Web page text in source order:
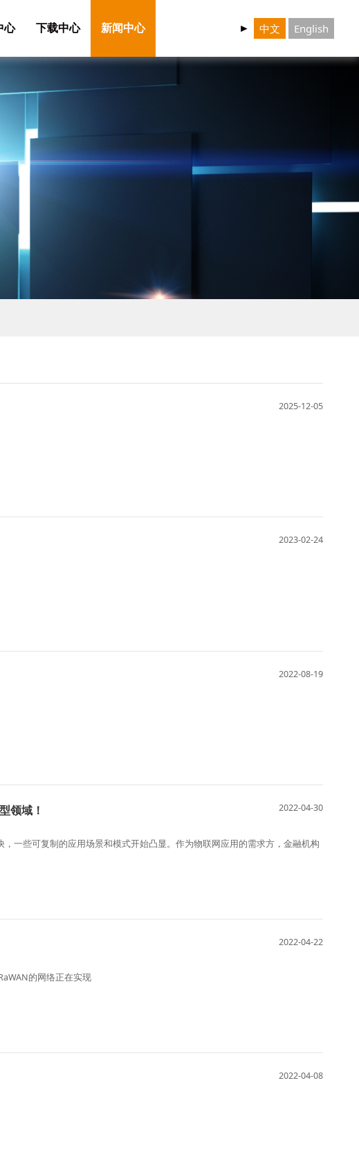
中文 English
心 下载中心 新闻中心 ►
2025-12-05
2023-02-24
2022-08-19
领域！ 2022-04-30
一些可复制的应用场景和模式开始凸显。作为物联网应用的需求方，金融机构
2022-04-22
的网络正在实现
2022-04-08